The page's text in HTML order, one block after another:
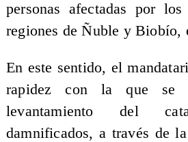
personas afectadas por
regiones de Ñuble y Biobío,
En este sentido, el
rapidez con la que se
levantamiento del
damnificados, a través de